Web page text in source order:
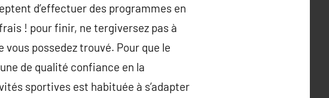
d’effectuer des programmes en
! pour finir, ne tergiversez pas à
vous possedez trouvé. Pour que le
de qualité confiance en la
sportives est habituée à s’adapter